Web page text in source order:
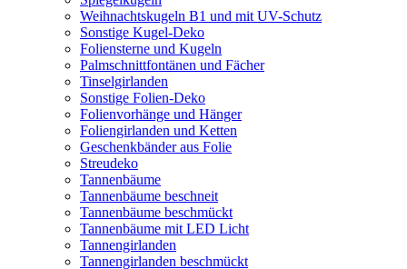
Weihnachtskugeln B1 und mit UV-Schutz
Sonstige Kugel-Deko
Foliensterne und Kugeln
Palmschnittfontänen und Fächer
Tinselgirlanden
Sonstige Folien-Deko
Folienvorhänge und Hänger
Foliengirlanden und Ketten
Geschenkbänder aus Folie
Streudeko
Tannenbäume
Tannenbäume beschneit
Tannenbäume beschmückt
Tannenbäume mit LED Licht
Tannengirlanden
Tannengirlanden beschmückt